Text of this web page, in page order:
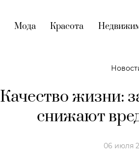
(current)
Мода(current)
Красота (current)
Качество жизни:
снижают
06 июля